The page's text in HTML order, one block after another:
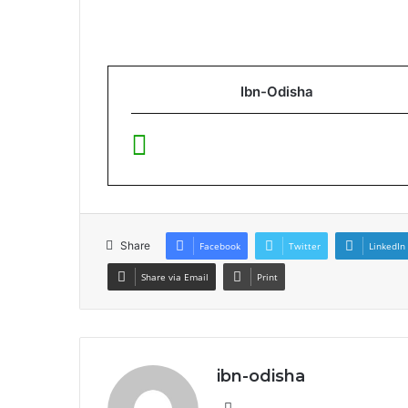
Ibn-Odisha
Share Facebook Twitter LinkedIn
Share via Email Print
ibn-odisha